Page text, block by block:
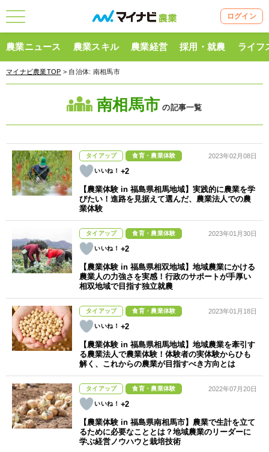
ログイン
農業ニュース 農業スキル 農業経営 採用・就農 ライフ
マイナビ農業TOP > 自治体: 南相馬市
南相馬市 の記事一覧
タイアップ 食育・農業体験
+2
2023年02月08日
【農業体験 in 福島県相馬地域】実践的に農業を学
びたい！進路を見据えて選んだ、農業法人での農
業体験
タイアップ 食育・農業体験
+2
2023年01月30日
【農業体験 in 福島県相双地域】地域農業にかける
農業人の力強さを実感！行政のサポートが手厚い
相双地域で目指す独立就農
タイアップ 食育・農業体験
+2
2023年01月18日
【農業体験 in 福島県相馬地域】地域農業を牽引す
る農業法人で農業体験！体験者の実体験からひも
解く、これからの農業が目指すべき方向とは
タイアップ 食育・農業体験
+2
2022年07月20日
【農業体験 in 福島県南相馬市】農業で生計を立て
るために必要なこととは？地域農業のリーダーに
学ぶ経営ノウハウと栽培技術